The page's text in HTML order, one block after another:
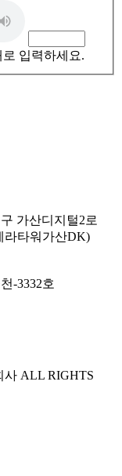
입력하세요.
가산디지털2로
라타워가산DK)
-3332호
사 ALL RIGHTS